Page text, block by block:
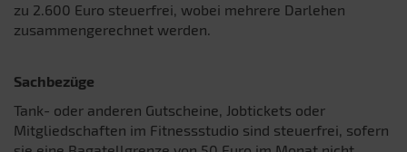
zu 2.600 Euro steuerfrei, wobei mehrere Darlehen
zusammengerechnet werden.
Sachbezüge
Tank- oder anderen Gutscheine, Jobtickets oder
Mitgliedschaften im Fitnessstudio sind steuerfrei, sofern